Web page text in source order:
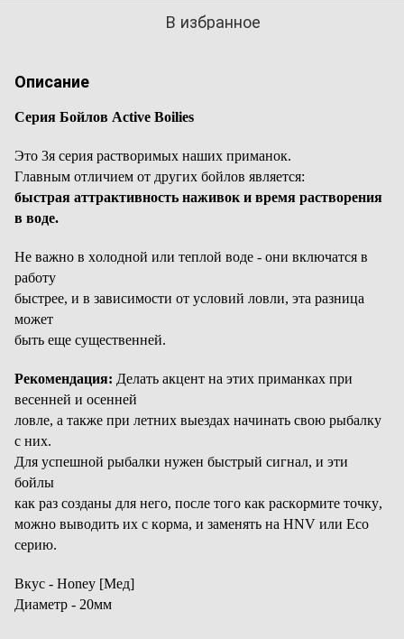
В избранное
Описание
Серия Бойлов Active Boilies
Это 3я серия растворимых наших приманок.
Главным отличием от других бойлов является:
быстрая аттрактивность наживок и время растворения
в воде.
Не важно в холодной или теплой воде - они включатся в
работу
быстрее, и в зависимости от условий ловли, эта разница
может
быть еще существенней.
Рекомендация: Делать акцент на этих приманках при
весенней и осенней
ловле, а также при летних выездах начинать свою рыбалку
с них.
Для успешной рыбалки нужен быстрый сигнал, и эти
бойлы
как раз созданы для него, после того как раскормите точку,
можно выводить их с корма, и заменять на HNV или Eco
серию.
Вкус - Honey [Мед]
Диаметр - 20мм